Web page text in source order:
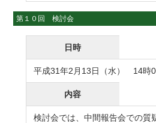
第１０回 検討会
日時
平成31年2月13日（水） 14時
内容
検討会では、中間報告会での質